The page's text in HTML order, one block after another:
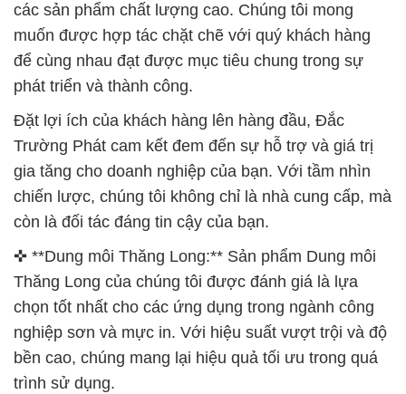
các sản phẩm chất lượng cao. Chúng tôi mong
muốn được hợp tác chặt chẽ với quý khách hàng
để cùng nhau đạt được mục tiêu chung trong sự
phát triển và thành công.
Đặt lợi ích của khách hàng lên hàng đầu, Đắc
Trường Phát cam kết đem đến sự hỗ trợ và giá trị
gia tăng cho doanh nghiệp của bạn. Với tầm nhìn
chiến lược, chúng tôi không chỉ là nhà cung cấp, mà
còn là đối tác đáng tin cậy của bạn.
✜ **Dung môi Thăng Long:** Sản phẩm Dung môi
Thăng Long của chúng tôi được đánh giá là lựa
chọn tốt nhất cho các ứng dụng trong ngành công
nghiệp sơn và mực in. Với hiệu suất vượt trội và độ
bền cao, chúng mang lại hiệu quả tối ưu trong quá
trình sử dụng.